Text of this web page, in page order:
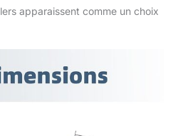
apparaissent comme un choix